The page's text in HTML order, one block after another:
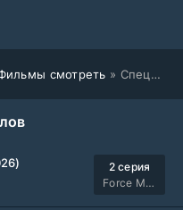
смотреть » Спецназ Версаля (2026)
2 серия
Force Media